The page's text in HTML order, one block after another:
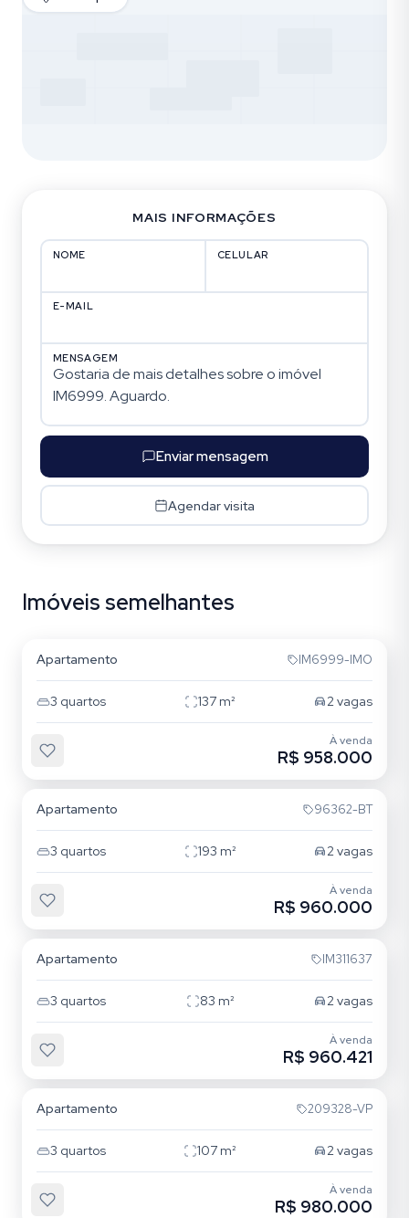
MAIS INFORMAÇÕES
NOME CELULAR
E-MAIL
MENSAGEM
Enviar mensagem
Agendar visita
Imóveis semelhantes
Jardim Itu
Apartamento IM6999-IMO
3 quartos 137 m² 2vagas
À venda
R$ 958.000
Apartamento 96362-BT
3 quartos 193 m² 2vagas
À venda
R$ 960.000
Apartamento IM311637
3 quartos 83 m² 2vagas
À venda
R$ 960.421
Apartamento 209328-VP
3 quartos 107 m² 2vagas
À venda
R$ 980.000